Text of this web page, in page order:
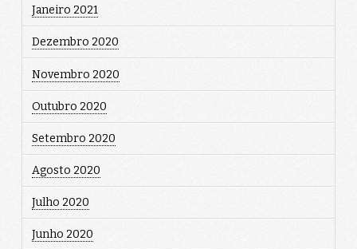
Janeiro 2021
Dezembro 2020
Novembro 2020
Outubro 2020
Setembro 2020
Agosto 2020
Julho 2020
Junho 2020